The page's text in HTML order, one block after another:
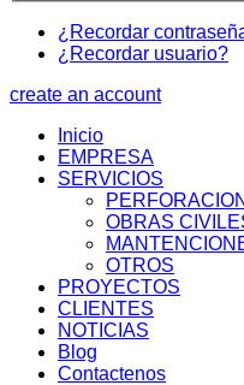
¿Recordar
¿Recordar usuario?
create an account
Inicio
EMPRESA
SERVICIOS
OBRAS
OTROS
PROYECTOS
CLIENTES
NOTICIAS
Blog
Contactenos